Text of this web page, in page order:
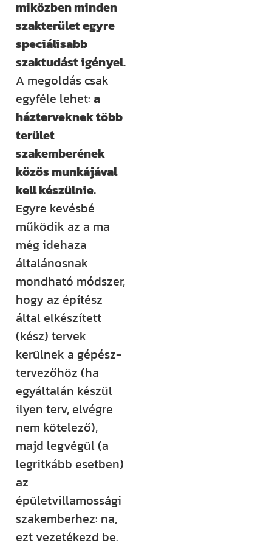
miközben minden
szakterület egyre
speciálisabb
szaktudást igényel.
A megoldás csak
egyféle lehet:a
házterveknek több
terület
szakemberének
közös munkájával
kell készülnie.
Egyre kevésbé
működik az a ma
még idehaza
általánosnak
mondható módszer,
hogy az építész
által elkészített
(kész) tervek
kerülnek a gépész-
tervezőhöz (ha
egyáltalán készül
ilyen terv, elvégre
nem kötelező),
majd legvégül (a
legritkább esetben)
az
épületvillamossági
szakemberhez: na,
ezt vezetékezd be.